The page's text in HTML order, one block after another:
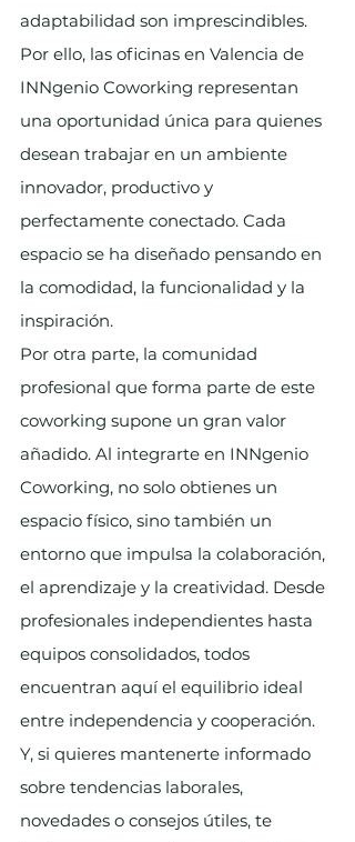
adaptabilidad son imprescindibles.
Por ello, las oficinas en Valencia de
INNgenio Coworking representan
una oportunidad única para quienes
desean trabajar en un ambiente
innovador, productivo y
perfectamente conectado. Cada
espacio se ha diseñado pensando en
la comodidad, la funcionalidad y la
inspiración.
Por otra parte, la comunidad
profesional que forma parte de este
coworking supone un gran valor
añadido. Al integrarte en INNgenio
Coworking, no solo obtienes un
espacio físico, sino también un
entorno que impulsa la colaboración,
el aprendizaje y la creatividad. Desde
profesionales independientes hasta
equipos consolidados, todos
encuentran aquí el equilibrio ideal
entre independencia y cooperación.
Y, si quieres mantenerte informado
sobre tendencias laborales,
novedades o consejos útiles, te